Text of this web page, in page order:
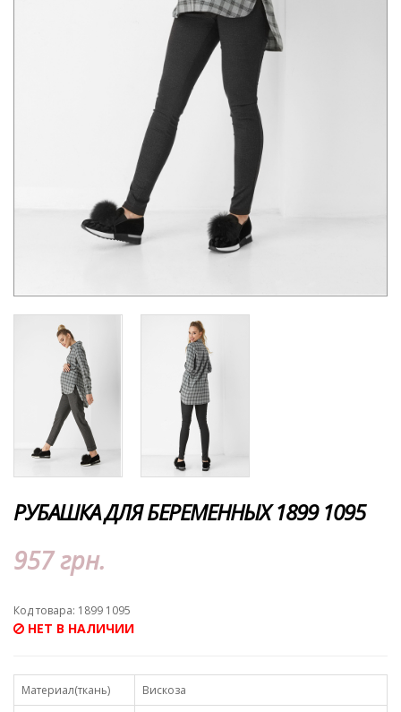
РУБАШКА ДЛЯ БЕРЕМЕННЫХ 1899 1095
957 грн.
Код товара: 1899 1095
НЕТ В НАЛИЧИИ
Материал(ткань)
Вискоза